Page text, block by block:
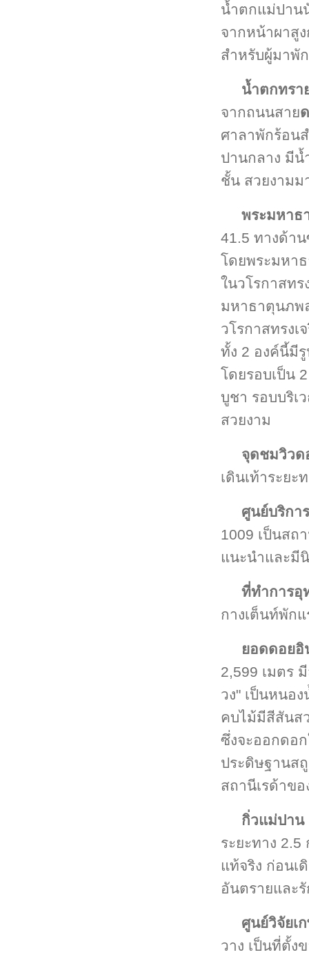
น้ำตกแม่ปาน
จากหน้าผาสูง
สำหรับผู้มาพั
น้ำตกทรา
จากถนนสาย
ศาลาพักร้อน
ปานกลาง มีน้
ชั้น สวยงามม
พระมหาธ
41.5 ทางด้า
โดยพระมหา
ในวโรกาสท
มหาธาตุนภพ
วโรกาสทรง
ทั้ง 2 องค์นี้มี
โดยรอบเป็น
บูชา รอบบริเ
สวยงาม
จุดชมวิว
เดินเท้าระยะ
ศูนย์บริกา
1009 เป็นสถ
แนะนำและมี
ที่ทำการอุ
กางเต็นท์พัก
ยอดดอย
2,599 เมตร
วง" เป็นหนอ
คบไม้มีสีสันส
ซึ่งจะออกดอ
ประดิษฐานส
สถานีเรด้าข
กิ่วแม่ปาน
ระยะทาง
แท้จริง ก่อน
อันตรายและ
ศูนย์วิจัยเ
วาง เป็นที่ตั้ง